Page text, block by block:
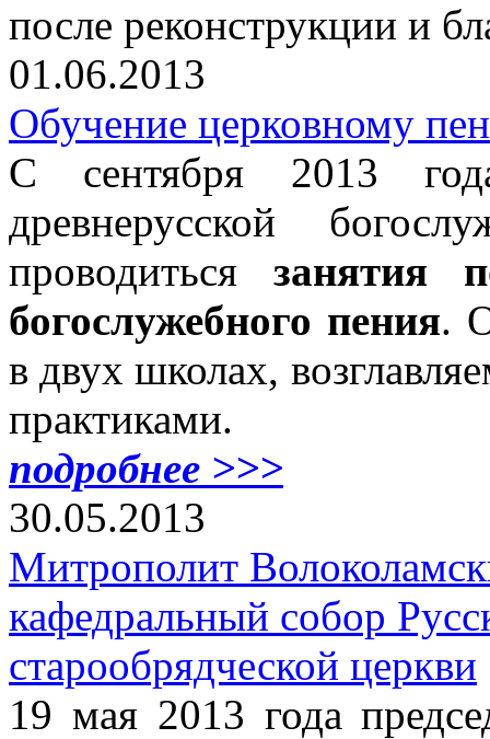
после реконструкции и
01.06.2013
Обучение церковному
С сентября 2013
древнерусской
проводиться занятия
богослужебного пения.
в двух школах,
практиками.
подробнее >>>
30.05.2013
Митрополит
кафедральный собор
старообрядческой церкви
19 мая 2013 года